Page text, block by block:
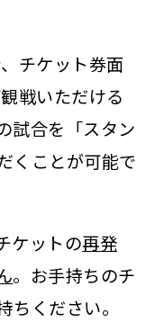
チケット券面
戦いただける
試合を「スタン
くことが可能で
ケットの再発
。お手持ちのチ
ください。